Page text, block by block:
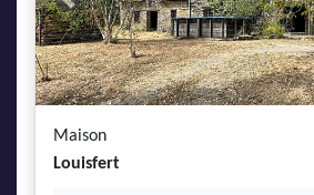
Previous
Maison
Louisfert